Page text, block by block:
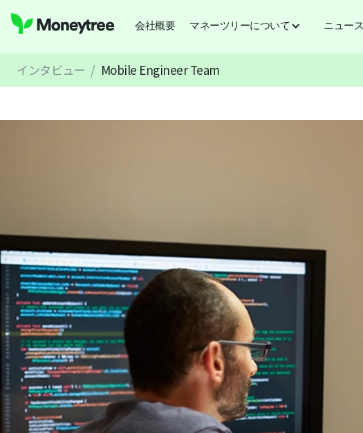
会社概要 マネーツリーについて ニュー
インタビュー / Mobile Engineer Team